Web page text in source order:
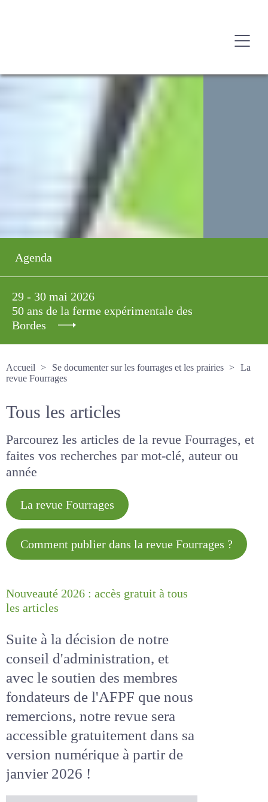
Agenda
29 - 30 mai 2026
50 ans de la ferme expérimentale des
Bordes
Accueil
Se documenter sur les fourrages et les prairies
La revue Fourrages
Tous les articles
Parcourez les articles de la revue Fourrages, et
faites vos recherches par mot-clé, auteur ou
année
La revue Fourrages
Comment publier dans la revue
Nouveauté 2026 : accès gratuit à
Suite à la décision de notre
conseil d'administration, et
avec le soutien des membres
fondateurs de l'AFPF que nous
remercions, notre revue sera
accessiblegratuitementdans
sa version numérique
de janvier 2026 !